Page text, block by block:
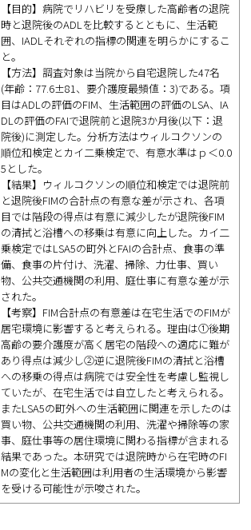
【目的】病院でリハビリを受療した高齢者の退院
時と退院後のADLを比較するとともに、生活範
囲、IADLそれぞれの指標の関連を明らかにするこ
と。
【方法】調査対象は当院から自宅退院した47名
(年齢：77.6±81、要介護度最頻値：3)である。項
目はADLの評価のFIM、生活範囲の評価のLSA、IA
DLの評価のFAIで退院前と退院3か月後(以下：退
院後)に測定した。分析方法はウィルコクソンの
順位和検定とカイ二乗検定で、有意水準はｐ＜0.0
5とした。
【結果】ウィルコクソンの順位和検定では退院前
と退院後FIMの合計点の有意な差が示され、各項
目では階段の得点は有意に減少したが退院後FIM
の清拭と浴槽への移乗は有意に向上した。カイ二
乗検定ではLSA5の町外とFAIの合計点、食事の準
備、食事の片付け、洗濯、掃除、力仕事、買い
物、公共交通機関の利用、庭仕事に有意な差が示
された。
【考察】FIM合計点の有意差は在宅生活でのFIMが
居宅環境に影響すると考えられる。理由は①後期
高齢の要介護度が高く居宅の階段への適応に難が
あり得点は減少し②逆に退院後FIMの清拭と浴槽
への移乗の得点は病院では安全性を考慮し監視し
ていたが、在宅生活では自立したと考えられる。
またLSA5の町外への生活範囲に関連を示したのは
買い物、公共交通機関の利用、洗濯や掃除等の家
事、庭仕事等の居住環境に関わる指標が含まれる
結果であった。本研究では退院時から在宅時のFI
Mの変化と生活範囲は利用者の生活環境から影響
を受ける可能性が示唆された。